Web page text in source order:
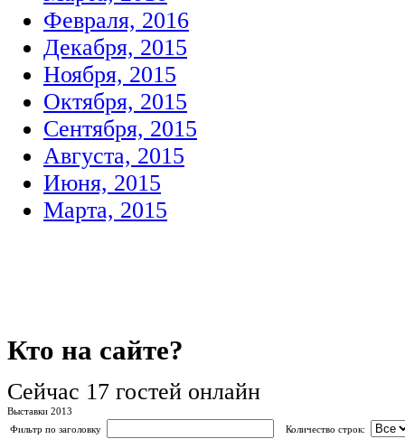
Февраля, 2016
Декабря, 2015
Ноября, 2015
Октября, 2015
Сентября, 2015
Августа, 2015
Июня, 2015
Марта, 2015
Кто на сайте?
Сейчас 17 гостей онлайн
Выставки 2013
Фильтр по заголовку
Количество строк: